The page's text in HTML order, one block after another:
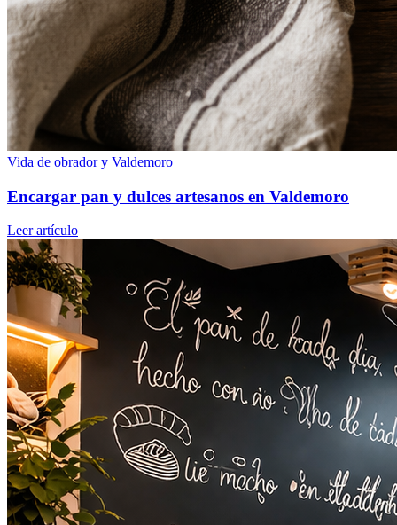
Vida de obrador y Valdemoro
Encargar pan y dulces artesanos en Valdemoro
Leer artículo